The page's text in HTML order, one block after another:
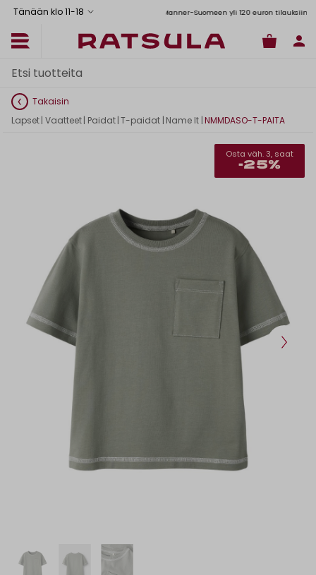
Tänään klo 11-18
Toimituskulut alk. 6,90€
Ilmainen toimitus Manner-Suomeen yli 120 euron tilauksiin
Takaisin
Lapset| Vaatteet| Paidat |T-paidat | Name It |NMMDASO-T-PAITA
Osta väh. 3, saat
-25%